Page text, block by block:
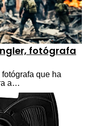
fotógrafa
que ha
a…